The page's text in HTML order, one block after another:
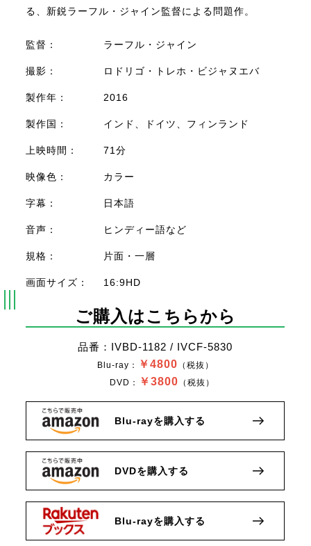
る、新鋭ラーフル・ジャイン監督による問題作。
監督： ラーフル・ジャイン
撮影： ロドリゴ・トレホ・ビジャヌエバ
製作年： 2016
製作国： インド、ドイツ、フィンランド
上映時間： 71分
映像色： カラー
字幕： 日本語
音声： ヒンディー語など
規格： 片面・一層
画面サイズ： 16:9HD